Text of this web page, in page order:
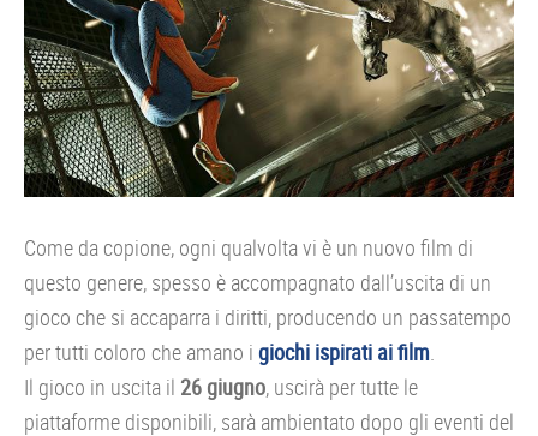
Come da copione, ogni qualvolta vi è un nuovo film di
questo genere, spesso è accompagnato dall’uscita di un
gioco che si accaparra i diritti, producendo un passatempo
per tutti coloro che amano i giochi ispirati ai film.
Il gioco in uscita il 26 giugno, uscirà per tutte le
piattaforme disponibili, sarà ambientato dopo gli eventi del